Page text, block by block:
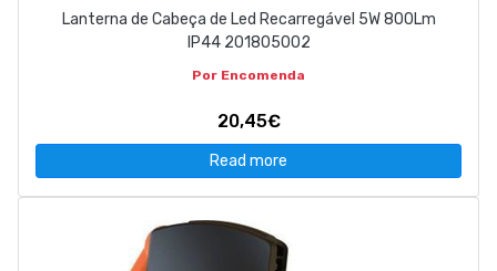
Lanterna de Cabeça de Led Recarregável 5W 800Lm
IP44 201805002
Por Encomenda
20,45€
Read more